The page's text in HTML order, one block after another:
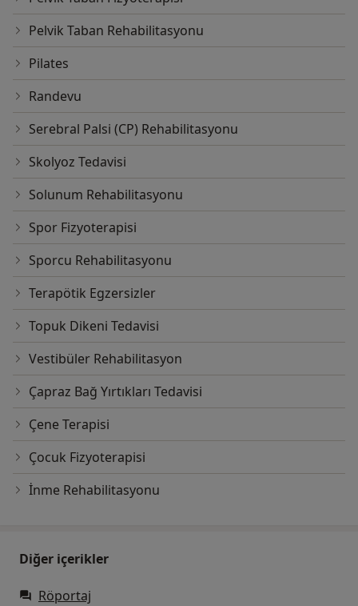
Pelvik Taban Rehabilitasyonu
Pilates
Randevu
Serebral Palsi (CP) Rehabilitasyonu
Skolyoz Tedavisi
Solunum Rehabilitasyonu
Spor Fizyoterapisi
Sporcu Rehabilitasyonu
Terapötik Egzersizler
Topuk Dikeni Tedavisi
Vestibüler Rehabilitasyon
Çapraz Bağ Yırtıkları Tedavisi
Çene Terapisi
Çocuk Fizyoterapisi
İnme Rehabilitasyonu
Diğer içerikler
Röportaj